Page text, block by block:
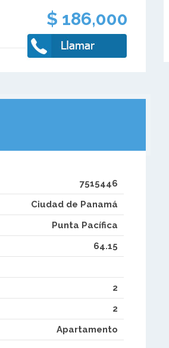
$ 186,000
7515446
Ciudad de Panamá
Punta Pacífica
64.15
2
2
Apartamento